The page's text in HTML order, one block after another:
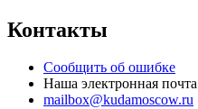
Контакты
Сообщить об ошибке
Наша электронная почта
mailbox@kudamoscow.ru